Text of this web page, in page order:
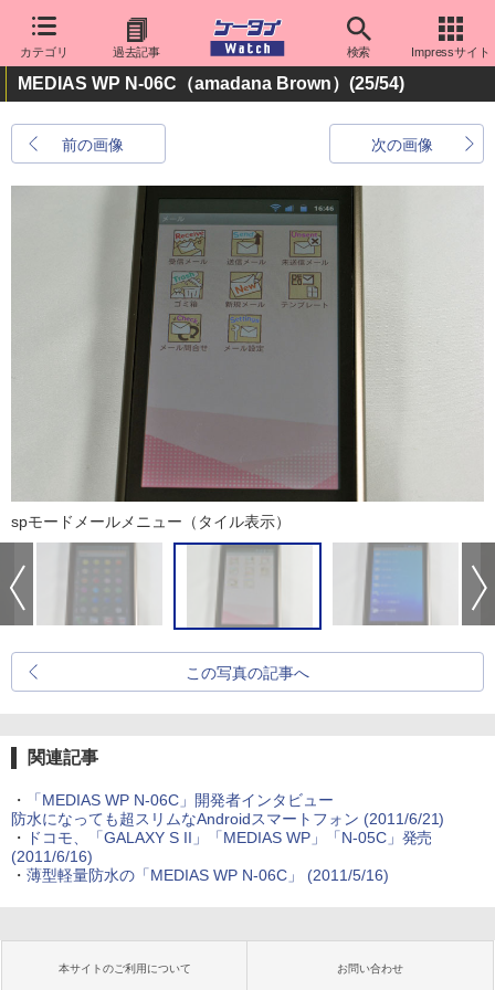
カテゴリ 過去記事 検索 Impressサイト
MEDIAS WP N-06C（amadana Brown） (25/54)
前の画像 次の画像
spモードメールメニュー（タイル表示）
この写真の記事へ
関連記事
・
「MEDIAS WP N-06C」開発者インタビュー
防水になっても超スリムなAndroidスマートフォン (2011/6/21)
・
ドコモ、「GALAXY S II」「MEDIAS WP」「N-05C」発売
(2011/6/16)
・ 薄型軽量防水の「MEDIAS WP N-06C」 (2011/5/16)
本サイトのご利用について お問い合わせ